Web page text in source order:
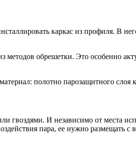
каркас из профиля. В
методов обрешетки. Это особенно
полотно парозащитного слоя
гвоздями. И независимо от места
пара, ее нужно размещать